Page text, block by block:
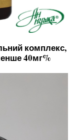
комплекс,
40мг%